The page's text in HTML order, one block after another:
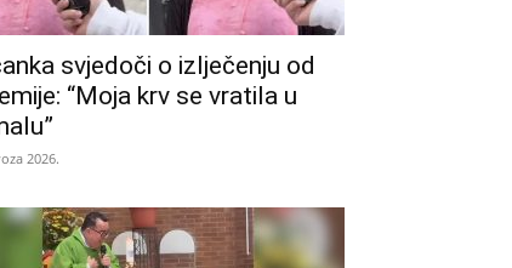
svjedoči o izlječenju od
“Moja krv se vratila u
2026.